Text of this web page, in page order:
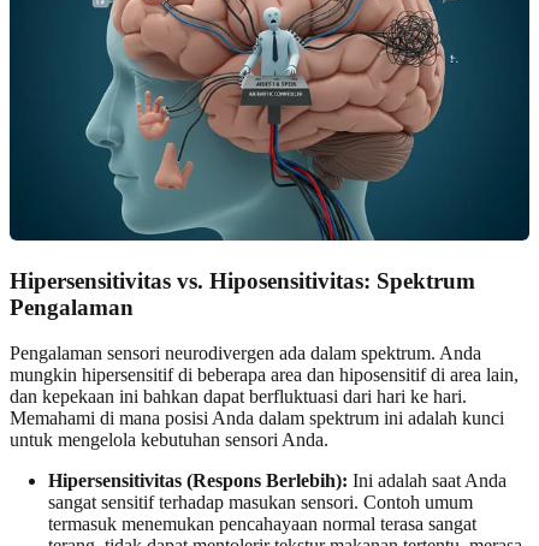
Hipersensitivitas vs. Hiposensitivitas: Spektrum
Pengalaman
Pengalaman sensori neurodivergen ada dalam spektrum. Anda
mungkin hipersensitif di beberapa area dan hiposensitif di area lain,
dan kepekaan ini bahkan dapat berfluktuasi dari hari ke hari.
Memahami di mana posisi Anda dalam spektrum ini adalah kunci
untuk mengelola kebutuhan sensori Anda.
Hipersensitivitas (Respons Berlebih): Ini adalah saat Anda
sangat sensitif terhadap masukan sensori. Contoh umum
termasuk menemukan pencahayaan normal terasa sangat